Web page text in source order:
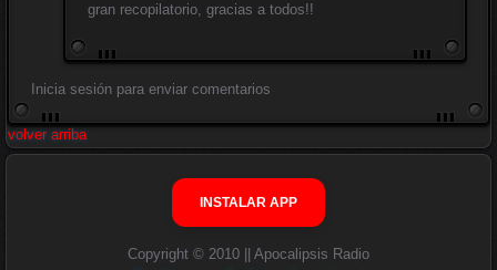
gran recopilatorio, gracias a todos!!
Inicia sesión para enviar comentarios
volver arriba
INSTALAR APP
Copyright © 2010 || Apocalipsis Radio